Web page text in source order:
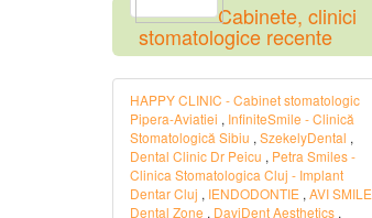
Cabinete, clinici
stomatologice recente
HAPPY CLINIC - Cabinet stomatologic
Pipera-Aviatiei , InfiniteSmile - Clinică
Stomatologică Sibiu , SzekelyDental ,
Dental Clinic Dr Peicu , Petra Smiles -
Clinica Stomatologica Cluj - Implant
Dentar Cluj , IENDODONTIE , AVI SMILE
Dental Zone , DaviDent Aesthetics ,